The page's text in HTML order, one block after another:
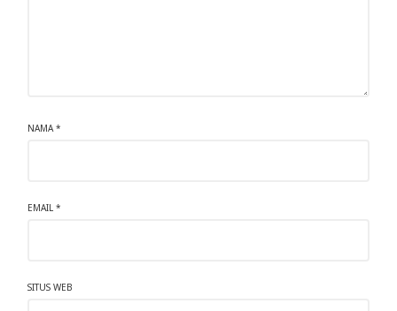
NAMA*
EMAIL*
SITUS WEB